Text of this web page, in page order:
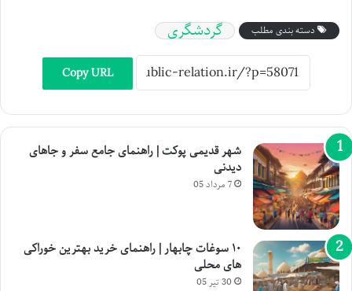
دسته بندی مطلب گردشگری
Copy URL
شهر قدیمی پوکت | راهنمای جامع سفر و جاهای
دیدنی
7 مرداد 05
۱۰ سوغات چابهار | راهنمای خرید بهترین خوراکی
های محلی
30 تیر 05